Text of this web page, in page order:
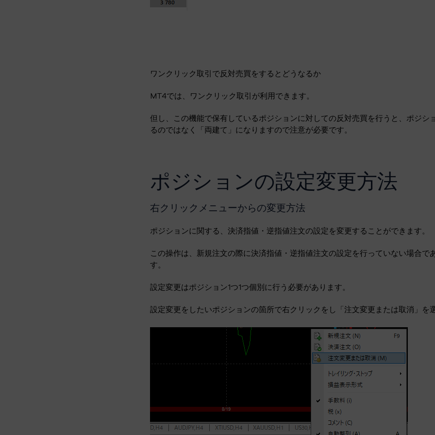
ワンクリック取引で反対売買をするとどうなるか
MT4では、ワンクリック取引が利用できます。
但し、この機能で保有しているポジションに対しての反対売買を行うと、ポジシ
るのではなく「両建て」になりますので注意が必要です。
ポジションの設定変更方法
右クリックメニューからの変更方法
ポジションに関する、決済指値・逆指値注文の設定を変更することができます。
この操作は、新規注文の際に決済指値・逆指値注文の設定を行っていない場合で
す。
設定変更はポジション1つ1つ個別に行う必要があります。
設定変更をしたいポジションの箇所で右クリックをし「注文変更または取消」を